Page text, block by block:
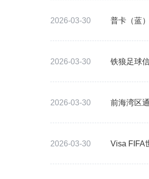
2026-03-30 普卡（蓝）
2026-03-30 铁狼足球
2026-03-30 前海湾区
2026-03-30 Visa FIFA